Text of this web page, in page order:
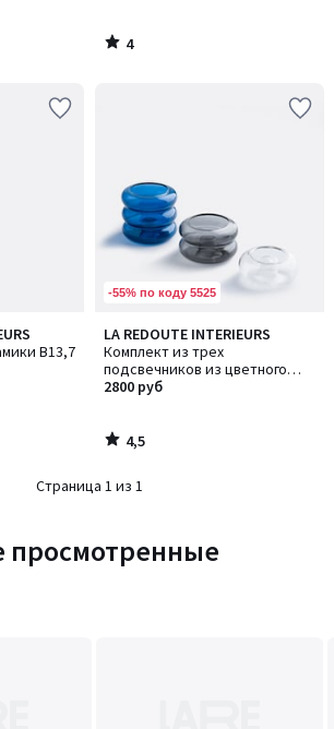
4
/
В13,7
-55% по коду 5525
LA REDOUTE INTERIEURS
Комплект из трех
подсвечников из цветного
стекла, Leramo / Лерамо
2800 руб
4,5
/ 5
4,5
/
Страница 1 из 1
просмотренные